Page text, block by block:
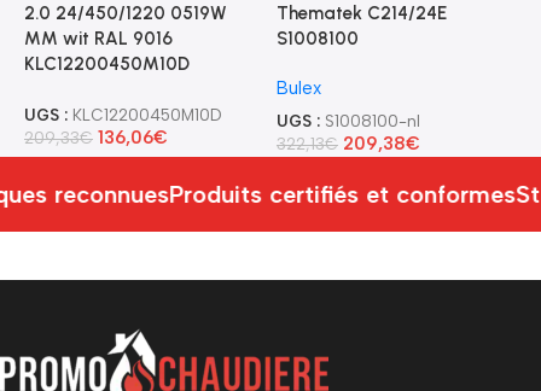
2.0 24/450/1220 0519W
MM wit RAL 9016
KLC12200450M10D
UGS : KLC12200450M10D
209,33€ 136,06€
Thematek C214/24E
S1008100
Bulex
UGS : S1008100-nl
322,13€ 209,38€
reconnuesProduits certifiés et conformes